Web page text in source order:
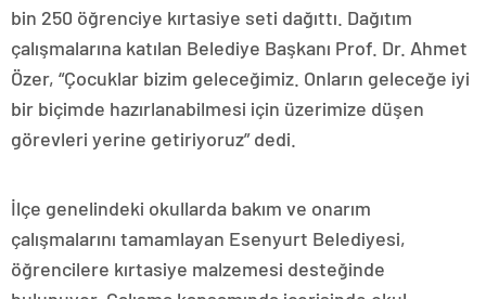
bin 250 öğrenciye kırtasiye seti dağıttı. Dağıtım
çalışmalarına katılan Belediye Başkanı Prof. Dr. Ahmet
Özer, “Çocuklar bizim geleceğimiz. Onların geleceğe iyi
bir biçimde hazırlanabilmesi için üzerimize düşen
görevleri yerine getiriyoruz” dedi.
İlçe genelindeki okullarda bakım ve onarım
çalışmalarını tamamlayan Esenyurt Belediyesi,
öğrencilere kırtasiye malzemesi desteğinde